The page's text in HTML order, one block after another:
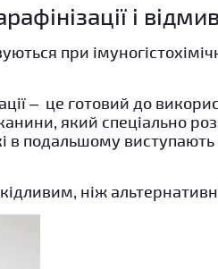
і
при
– це готовий до
який спеціально
в подальшому
ніж